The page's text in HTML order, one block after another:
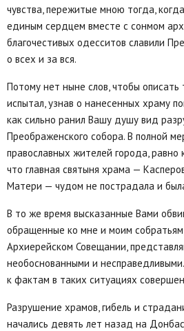
чувства, пережитые мною тогда,
единым сердцем вместе с сонмом
благочестивых одесситов славили
о всех и за вся.
Потому нет ныне слов, чтобы описать
испытал, узнав о нанесенных храму
как сильно ранил Вашу душу вид
Преображенского собора. В полной
православных жителей города, равно
что главная святыня храма —
Матери — чудом не пострадала и
В то же время высказанные Вами
обращенные ко мне и моим
Архиерейском Совещании,
необоснованными и
к фактам в таких ситуациях
Разрушение храмов, гибель и
начались девять лет назад на